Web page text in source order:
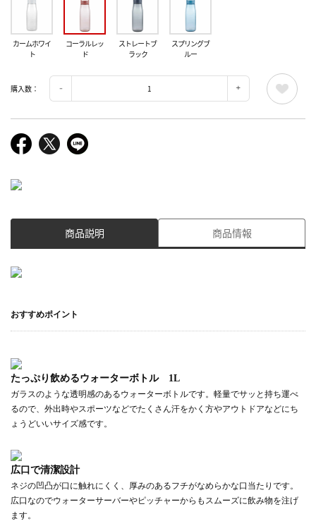
カームホワイ
ト
コーラルレッ
ド
ストレートブ
ラック
スプリングブ
ルー
購入数：
商品説明 商品情報
おすすめポイント
たっぷり飲めるウォーターボトル 1L
ガラスのような透明感のあるウォーターボトルです。軽量でサッと持ち運べ
るので、外出時やスポーツなどでたくさん汗をかく方やアウトドアなどにち
ょうどいいサイズ感です。
広口で清潔設計
ネジの凹凸が口に触れにくく、厚みのあるフチがなめらかな口当たりです。
広口なのでウォーターサーバーやピッチャーからもスムーズに飲み物を注げ
ます。